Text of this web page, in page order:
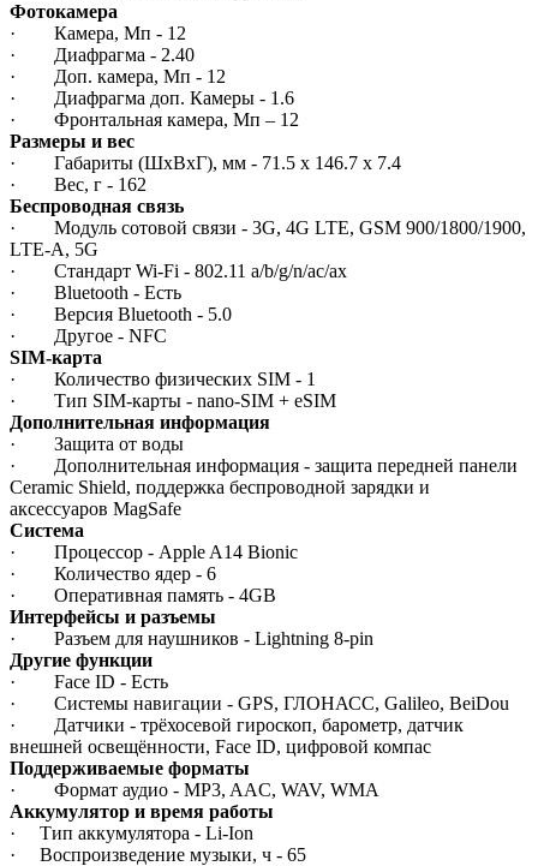
Фотокамера
· Камера, Мп - 12
· Диафрагма - 2.40
· Доп. камера, Мп - 12
· Диафрагма доп. Камеры - 1.6
· Фронтальная камера, Мп – 12
Размеры и вес
· Габариты (ШxВxГ), мм - 71.5 x 146.7 x 7.4
· Вес, г - 162
Беспроводная связь
· Модуль сотовой связи - 3G, 4G LTE, GSM 900/1800/1900,
LTE-A, 5G
· Стандарт Wi-Fi - 802.11 a/b/g/n/ac/ax
· Bluetooth - Есть
· Версия Bluetooth - 5.0
· Другое - NFC
SIM-карта
· Количество физических SIM - 1
· Тип SIM-карты - nano-SIM + eSIM
Дополнительная информация
· Защита от воды
· Дополнительная информация - защита передней панели
Ceramic Shield, поддержка беспроводной зарядки и
аксессуаров MagSafe
Система
· Процессор - Apple A14 Bionic
· Количество ядер - 6
· Оперативная память - 4GB
Интерфейсы и разъемы
· Разъем для наушников - Lightning 8-pin
Другие функции
· Face ID - Есть
· Системы навигации - GPS, ГЛОНАСС, Galileo, BeiDou
· Датчики - трёхосевой гироскоп, барометр, датчик
внешней освещённости, Face ID, цифровой компас
Поддерживаемые форматы
· Формат аудио - MP3, AAC, WAV, WMA
Аккумулятор и время работы
· Тип аккумулятора - Li-Ion
· Воспроизведение музыки, ч - 65